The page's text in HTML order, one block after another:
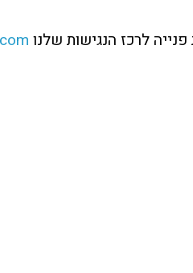
לרכז הנגישות שלנו